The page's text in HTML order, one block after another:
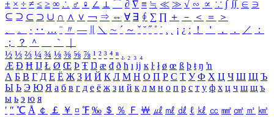
± × ÷ ≠ ≤ ≥ ∞ ∴ ♂ ♀ ∠ ⊥ ⌒ ∂ ∇ ≡ ≒ ≪ ≫ √ ∽ ∝ ∵ ∫ ∬ ∈ ∋
⊆ ⊇ ⊂ ⊃ ∪ ∩ ∧ ∨ ￢ ⇒ ⇔ ∀ ∃ ∮ ∑ ∏ ＋ － ＜ ＝
＞
、
。 · ‥ … ¨ 〃 ― ＼ ∼ ´ ～ ˇ ˘ ˝ ˚ ˙ ¸ ¡ ¿ ː ！ ＇ ， ． ／
：
；
？ ＾ ｀
½ ⅓ ⅔ ¼ ¾ ⅛ ⅜ ⅝ ⅞ ¹ ² ³ ⁴ ⁿ ₁ ₂ ₃ ₄
Æ Ð Ħ Ĳ Ł Ø Œ Þ Ŧ Ŋ æ đ ð ħ ı ĳ ĸ ŀ ł ø œ ß þ ŧ ŋ ŉ
А Б В Г Д Е Ё Ж З И Й К Л М Н О П Р С Т У Ф Х Ц Ч Ш Щ Ъ
Ы Ь Э Ю Я а б в г д е ё ж з и й к л м н о п р с т у ф х ц ч ш щ ъ
ы ь э ю я
′ ″ ℃ Å ￠ ￡ ￥ ¤ ℉ ‰ ＄ ％ Ｆ ￦ ㎕ ㎖ ㎗ ℓ ㎘ ㏄ ㎣ ㎤ ㎥ ㎦